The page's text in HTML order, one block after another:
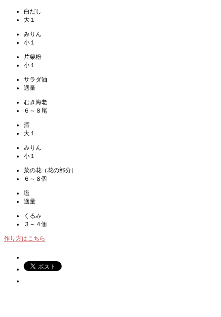
白だし
大１
みりん
小１
片栗粉
小１
サラダ油
適量
むき海老
６～８尾
酒
大１
みりん
小１
菜の花（花の部分）
６～８個
塩
適量
くるみ
３～４個
作り方はこちら